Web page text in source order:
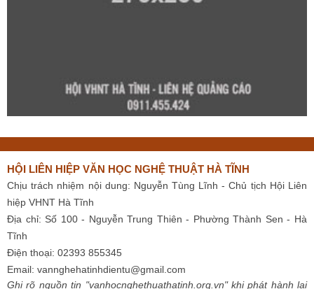
HỘI LIÊN HIỆP VĂN HỌC NGHỆ THUẬT HÀ TĨNH
Chịu trách nhiệm nội dung: Nguyễn Tùng Lĩnh - Chủ tịch Hội Liên
hiệp VHNT Hà Tĩnh
Địa chỉ: Số 100 - Nguyễn Trung Thiên - Phường Thành Sen - Hà
Tĩnh
Điện thoại: 02393 855345
Email: vannghehatinhdientu@gmail.com
Ghi rõ nguồn tin "vanhocnghethuathatinh.org.vn" khi phát hành lại